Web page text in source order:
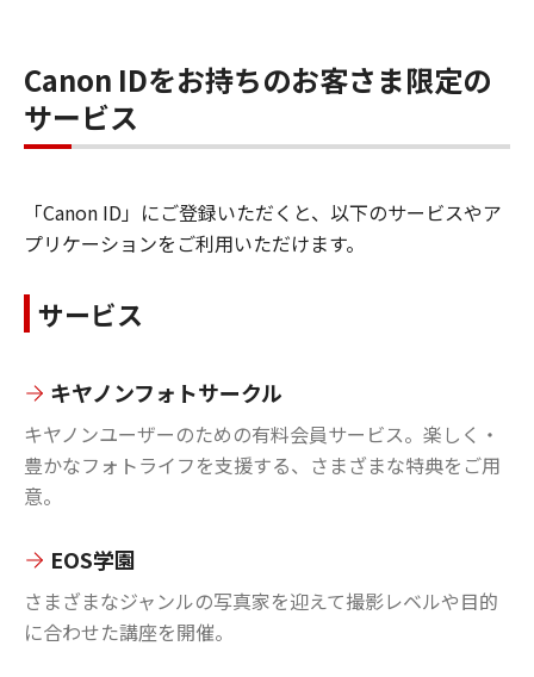
Canon IDをお持ちのお客さま限定の
サービス
「Canon ID」にご登録いただくと、以下のサービスやア
プリケーションをご利用いただけます。
サービス
キヤノンフォトサークル
キヤノンユーザーのための有料会員サービス。楽しく・
豊かなフォトライフを支援する、さまざまな特典をご用
意。
EOS学園
さまざまなジャンルの写真家を迎えて撮影レベルや目的
に合わせた講座を開催。